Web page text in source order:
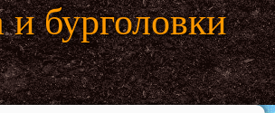
и бурголовки